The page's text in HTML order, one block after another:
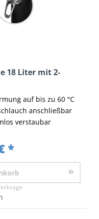
18 Liter mit 2-
auf bis zu 60 °C
anschließbar
verstaubar
*